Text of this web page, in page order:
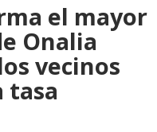
el mayor
Onalia
vecinos
tasa